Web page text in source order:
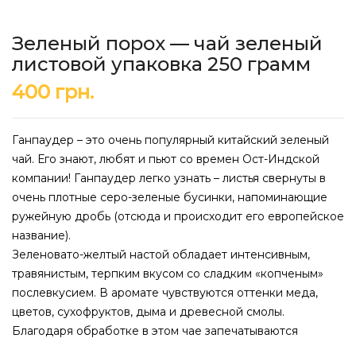
Зеленый порох — чай зеленый
листовой упаковка 250 грамм
400 грн.
Ганпаудер – это очень популярный китайский зеленый
чай. Его знают, любят и пьют со времен Ост-Индской
компании! Ганпаудер легко узнать – листья свернуты в
очень плотные серо-зеленые бусинки, напоминающие
ружейную дробь (отсюда и происходит его европейское
название).
Зеленовато-желтый настой обладает интенсивным,
травянистым, терпким вкусом со сладким «копченым»
послевкусием. В аромате чувствуются оттенки меда,
цветов, сухофруктов, дыма и древесной смолы.
Благодаря обработке в этом чае запечатываются